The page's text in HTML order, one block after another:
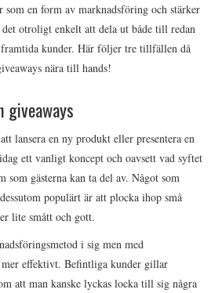
som en form av marknadsföring och stärker
otroligt enkelt att dela ut både till redan
kunder. Här följer tre tillfällen då
nära till hands!
giveaways
lansera en ny produkt eller presentera en
ett vanligt koncept och oavsett vad syftet
som gästerna kan ta del av. Något som
populärt är att plocka ihop små
lite smått och gott.
i sig men med
effektivt. Befintliga kunder gillar
att man kanske lyckas locka till sig några